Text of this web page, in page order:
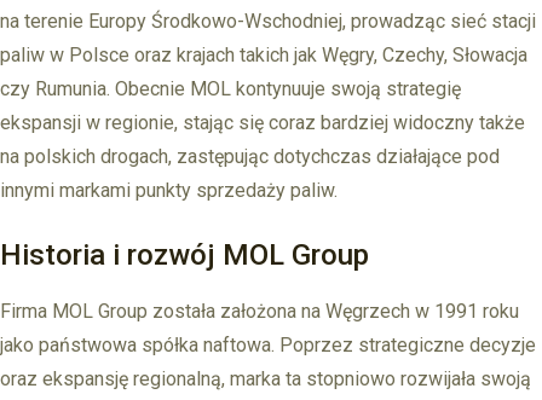
na terenie Europy Środkowo-Wschodniej, prowadząc sieć stacji
paliw w Polsce oraz krajach takich jak Węgry, Czechy, Słowacja
czy Rumunia. Obecnie MOL kontynuuje swoją strategię
ekspansji w regionie, stając się coraz bardziej widoczny także
na polskich drogach, zastępując dotychczas działające pod
innymi markami punkty sprzedaży paliw.
Historia i rozwój MOL Group
Firma MOL Group została założona na Węgrzech w 1991 roku
jako państwowa spółka naftowa. Poprzez strategiczne decyzje
oraz ekspansję regionalną, marka ta stopniowo rozwijała swoją